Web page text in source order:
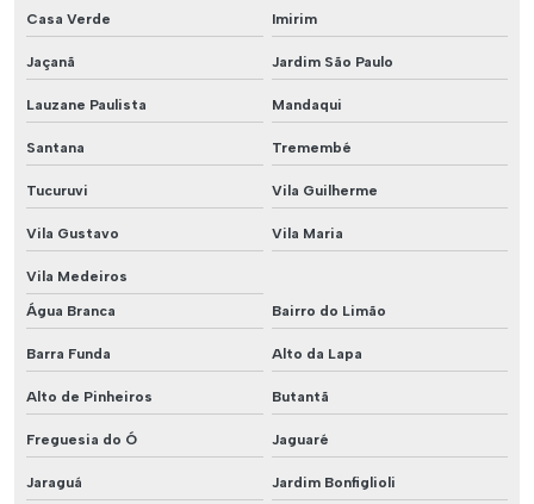
Casa Verde Imirim
Jaçanã Jardim São Paulo
Lauzane Paulista Mandaqui
Santana Tremembé
Tucuruvi Vila Guilherme
Vila Gustavo Vila Maria
Vila Medeiros
Água Branca Bairro do Limão
Barra Funda Alto da Lapa
Alto de Pinheiros Butantã
Freguesia do Ó Jaguaré
Jaraguá Jardim Bonfiglioli